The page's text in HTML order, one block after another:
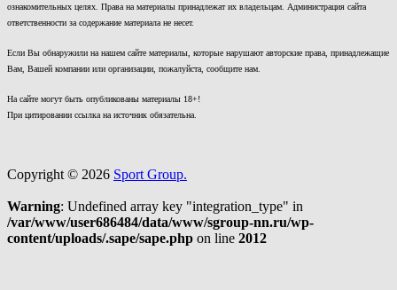
ознакомительных целях. Права на материалы принадлежат их владельцам. Администрация сайта
ответственности за содержание материала не несет.
Если Вы обнаружили на нашем сайте материалы, которые нарушают авторские права, принадлежащие
Вам, Вашей компании или организации, пожалуйста, сообщите нам.
На сайте могут быть опубликованы материалы 18+!
При цитировании ссылка на источник обязательна.
Copyright © 2026 Sport Group.
Warning: Undefined array key "integration_type" in
/var/www/user686484/data/www/sgroup-nn.ru/wp-
content/uploads/.sape/sape.php on line 2012